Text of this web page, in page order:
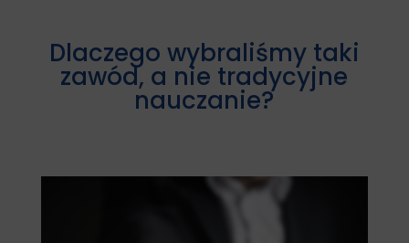
Dlaczego wybraliśmy taki
zawód, a nie tradycyjne
nauczanie?